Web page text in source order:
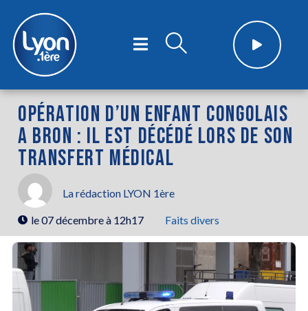
OPÉRATION D’UN ENFANT CONGOLAIS
A BRON : IL EST DÉCÉDÉ LORS DE SON
TRANSFERT MÉDICAL
La rédaction LYON 1ère
le07 décembre à 12h17 Faits divers